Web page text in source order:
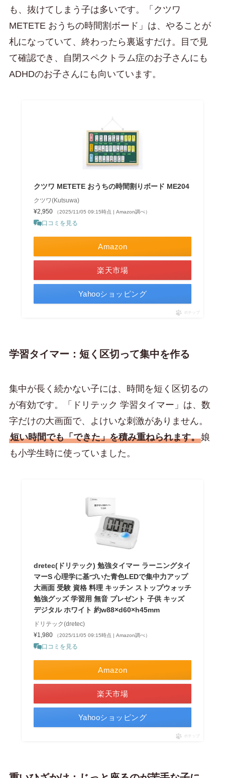
も、抜けてしまう子は多いです。「クツワ
METETE おうちの時間割ボード」は、やることが
札になっていて、終わったら裏返すだけ。目で見
て確認でき、自閉スペクトラム症のお子さんにも
ADHDのお子さんにも向いています。
クツワ METETE おうちの時間割りボード ME204
クツワ(Kutsuwa)
¥2,950
（2025/11/05 09:15時点 | Amazon調べ）
口コミを見る
Amazon
楽天市場
Yahooショッピング
ポチップ
学習タイマー：短く区切って集中を作る
集中が長く続かない子には、時間を短く区切るの
が有効です。「ドリテック 学習タイマー」は、数
字だけの大画面で、よけいな刺激がありません。
短い時間でも「できた」を積み重ねられます。娘
も小学生時に使っていました。
dretec(ドリテック) 勉強タイマー ラーニングタイ
マーS 心理学に基づいた青色LEDで集中力アップ
大画面 受験 資格 料理 キッチン ストップウォッチ
勉強グッズ 学習用 無音 プレゼント 子供 キッズ
デジタル ホワイト 約w88×d60×h45mm
ドリテック(dretec)
¥1,980
（2025/11/05 09:15時点 | Amazon調べ）
口コミを見る
Amazon
楽天市場
Yahooショッピング
ポチップ